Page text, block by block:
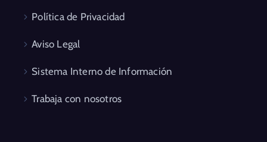
Política de Privacidad
Aviso Legal
Sistema Interno de Información
Trabaja con nosotros